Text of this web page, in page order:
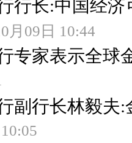
行长:中国经
月09日 10:44
专家表示全球
副行长林毅夫: